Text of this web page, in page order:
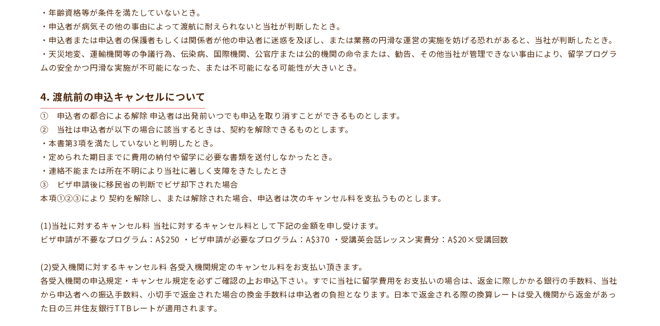
・年齢資格等が条件を満たしていないとき。
・申込者が病気その他の事由によって渡航に耐えられないと当社が判断したとき。
・申込者または申込者の保護者もしくは関係者が他の申込者に迷惑を及ぼし、または業務の円滑な運営の実施を妨げる恐れがあると、当社が判断したとき。
・天災地変、運輸機関等の争議行為、伝染病、国際機関、公官庁または公的機関の命令または、勧告、その他当社が管理できない事由により、留学プログラ
ムの安全かつ円滑な実施が不可能になった、または不可能になる可能性が大きいとき。
4. 渡航前の申込キャンセルについて
① 申込者の都合による解除 申込者は出発前いつでも申込を取り消すことができるものとします。
② 当社は申込者が以下の場合に該当するときは、契約を解除できるものとします。
・本書第3項を満たしていないと判明したとき。
・定められた期日までに費用の納付や留学に必要な書類を送付しなかったとき。
・連絡不能または所在不明により当社に著しく支障をきたしたとき
③ ビザ申請後に移民省の判断でビザ却下された場合
本項①②③により 契約を解除し、または解除された場合、申込者は次のキャンセル料を支払うものとします。
(1)当社に対するキャンセル料 当社に対するキャンセル料として下記の金額を申し受けます。
ビザ申請が不要なプログラム：A$250 ・ビザ申請が必要なプログラム：A$370 ・受講英会話レッスン実費分：A$20×受講回数
(2)受入機関に対するキャンセル料 各受入機関規定のキャンセル料をお支払い頂きます。
各受入機関の申込規定・キャンセル規定を必ずご確認の上お申込下さい。すでに当社に留学費用をお支払いの場合は、返金に際しかかる銀行の手数料、当社
から申込者への振込手数料、小切手で返金された場合の換金手数料は申込者の負担となります。日本で返金される際の換算レートは受入機関から返金があっ
た日の三井住友銀行TTBレートが適用されます。